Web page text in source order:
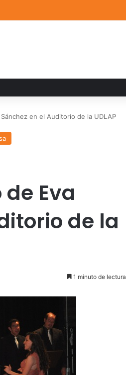
el MUTVI 2026
en el Auditorio de la UDLAP
Eva
de la
1 minuto de lectura